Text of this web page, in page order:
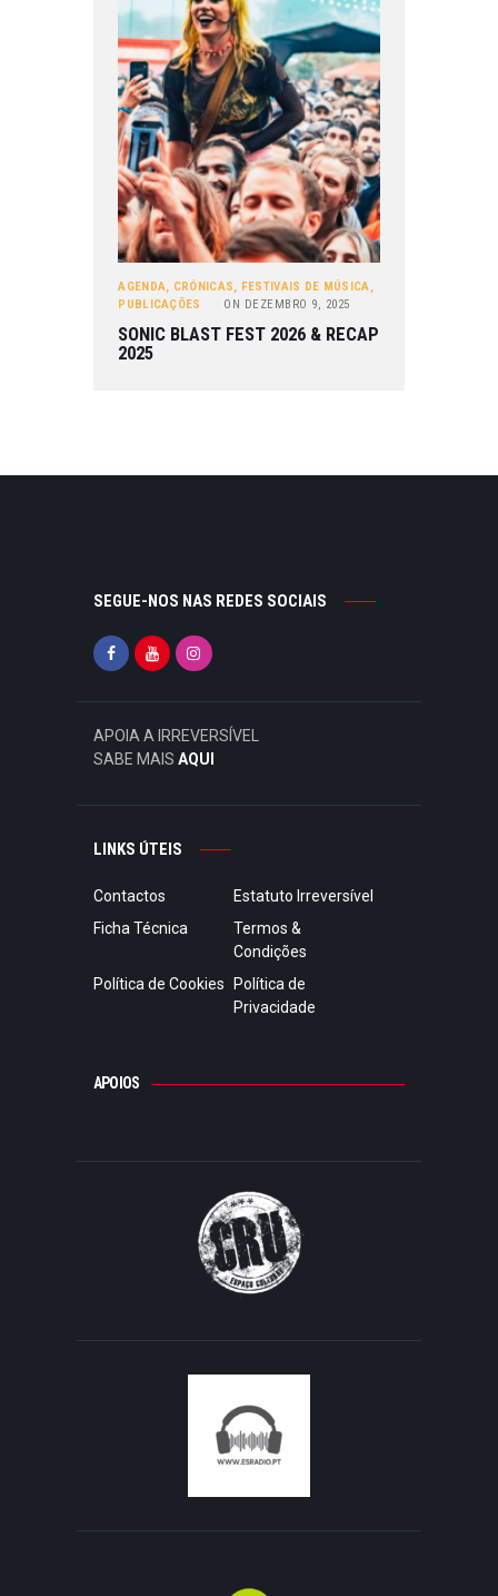
AGENDA, CRÓNICAS, FESTIVAIS DE MÚSICA,
PUBLICAÇÕES
ON DEZEMBRO 9, 2025
SONIC BLAST FEST 2026 & RECAP
2025
SEGUE-NOS NAS REDES SOCIAIS
APOIA A IRREVERSÍVEL
SABE MAIS AQUI
LINKS ÚTEIS
Contactos
Estatuto Irreversível
Ficha Técnica
Termos &
Condições
Política de Cookies
Política de
Privacidade
APOIOS